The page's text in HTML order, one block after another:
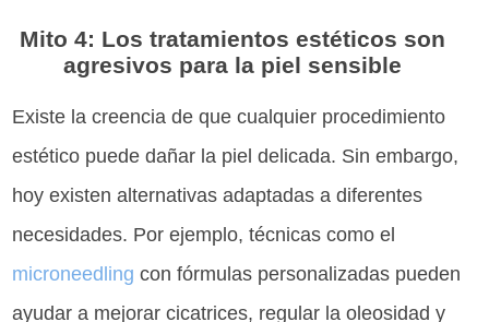
Mito 4: Los tratamientos estéticos son
agresivos para la piel sensible
Existe la creencia de que cualquier procedimiento
estético puede dañar la piel delicada. Sin embargo,
hoy existen alternativas adaptadas a diferentes
necesidades. Por ejemplo, técnicas como el
microneedling con fórmulas personalizadas pueden
ayudar a mejorar cicatrices, regular la oleosidad y